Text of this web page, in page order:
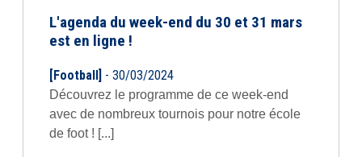
L'agenda du week-end du 30 et 31 mars
est en ligne !
[Football] - 30/03/2024
Découvrez le programme de ce week-end
avec de nombreux tournois pour notre école
de foot ! [...]